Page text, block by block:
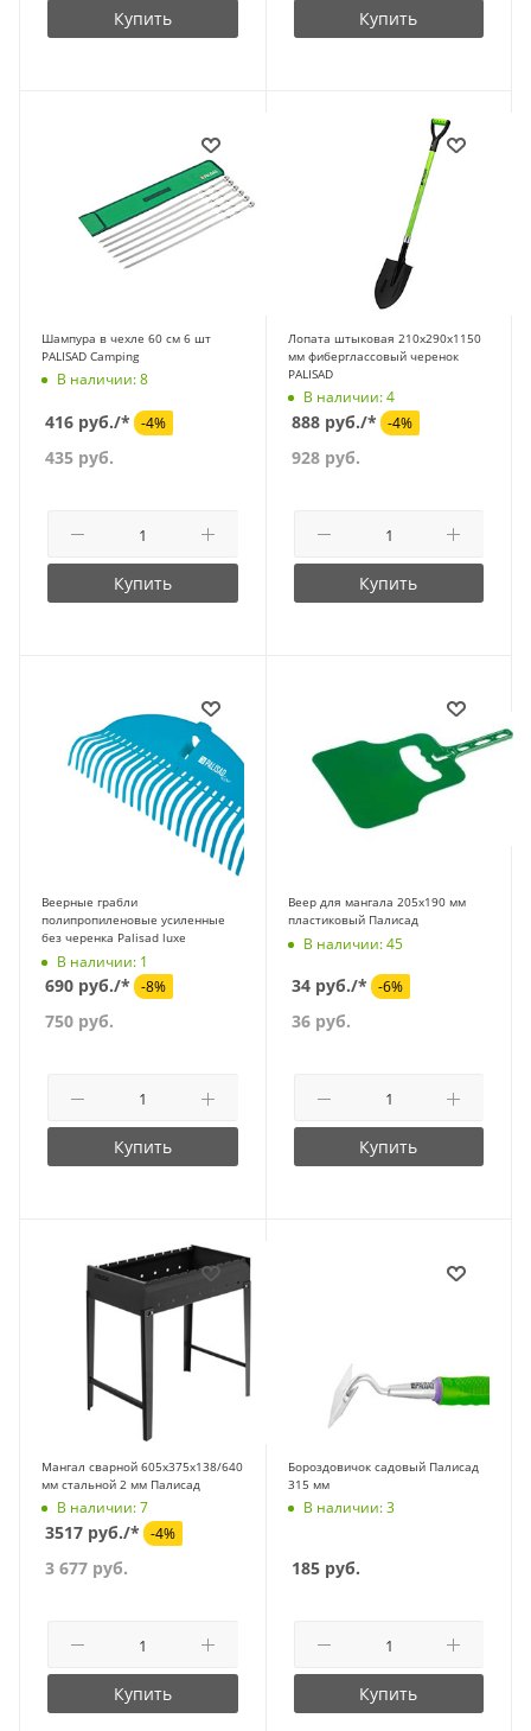
Купить Купить
Шампура в чехле 60 см 6 шт
PALISAD Camping
В наличии: 8
416 руб./* -4%
435 руб.
Купить
Лопата штыковая 210х290х1150
мм фиберглассовый черенок
PALISAD
В наличии: 4
888 руб./* -4%
928руб.
Купить
Веерные грабли
полипропиленовые усиленные
без черенка Palisad luxe
В наличии: 1
690 руб./* -8%
750 руб.
Купить
Веер для мангала 205х190 мм
пластиковый Палисад
В наличии: 45
34 руб./* -6%
36руб.
Купить
Мангал сварной 605х375х138/640
мм стальной 2 мм Палисад
В наличии: 7
3517 руб./* -4%
3 677 руб.
Купить
Бороздовичок садовый Палисад
315 мм
В наличии: 3
185руб.
Купить